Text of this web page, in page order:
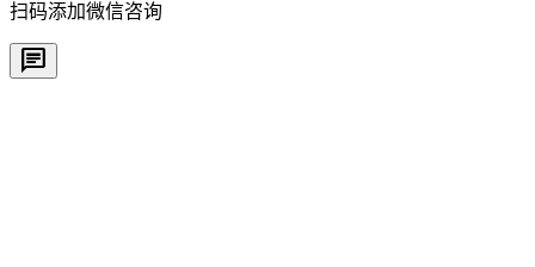
扫码添加微信咨询
chat